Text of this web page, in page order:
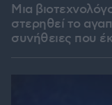
Μια
στερηθεί το
συνήθειες που